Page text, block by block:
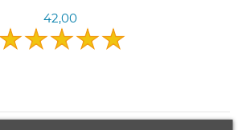
42,00